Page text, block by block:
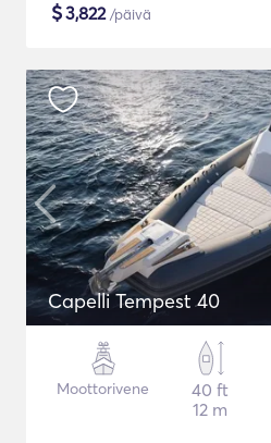
$3,822/päivä
Capelli Tempest 40
Moottorivene
40 ft
12 m